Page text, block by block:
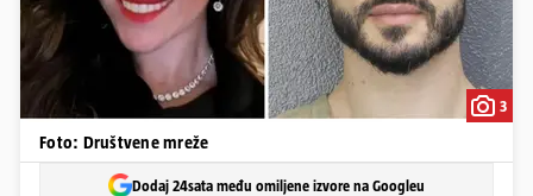
3
Foto: Društvene mreže
Dodaj 24sata među omiljene izvore na Googleu